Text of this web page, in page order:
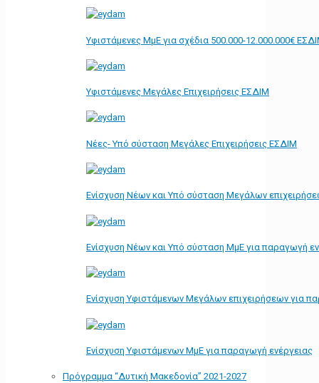
Υφιστάμενες ΜμΕ για σχέδια 500.000-12.000.000€
Υφιστάμενες Μεγάλες Επιχειρήσεις ΕΣΔΙΜ
Νέες- Υπό σύσταση Μεγάλες Επιχειρήσεις ΕΣΔΙΜ
Ενίσχυση Νέων και Υπό σύσταση Μεγάλων
Ενίσχυση Νέων και Υπό σύσταση ΜμΕ για παραγωγή
Ενίσχυση Υφιστάμενων Μεγάλων επιχειρήσεων για
Ενίσχυση Υφιστάμενων ΜμΕ για παραγωγή ενέργειας
Πρόγραμμα “Δυτική Μακεδονία” 2021-2027